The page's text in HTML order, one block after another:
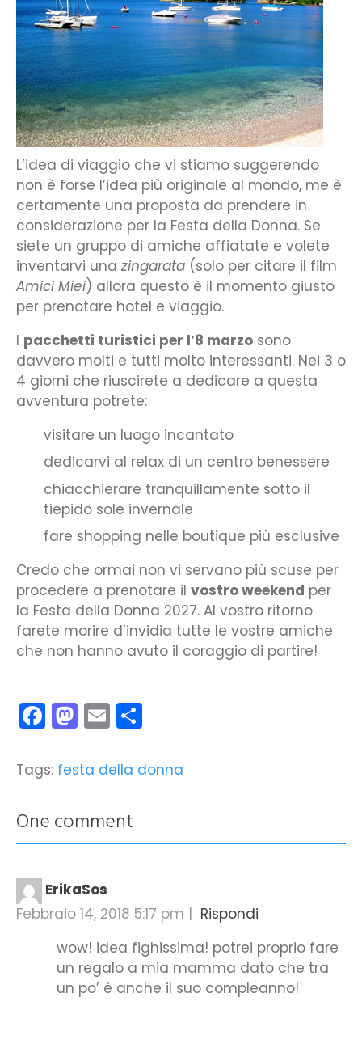
L’idea di viaggio che vi stiamo suggerendo
non è forse l’idea più originale al mondo, me è
certamente una proposta da prendere in
considerazione per la Festa della Donna. Se
siete un gruppo di amiche affiatate e volete
inventarvi una zingarata (solo per citare il film
Amici Miei) allora questo è il momento giusto
per prenotare hotel e viaggio.
I pacchetti turistici per l’8 marzo sono
davvero molti e tutti molto interessanti. Nei 3 o
4 giorni che riuscirete a dedicare a questa
avventura potrete:
visitare un luogo incantato
dedicarvi al relax di un centro benessere
chiacchierare tranquillamente sotto il
tiepido sole invernale
fare shopping nelle boutique più esclusive
Credo che ormai non vi servano più scuse per
procedere a prenotare il vostro weekend per
la Festa della Donna 2027. Al vostro ritorno
farete morire d’invidia tutte le vostre amiche
che non hanno avuto il coraggio di partire!
Facebook
Mastodon
Email
Tags: festa della donna
One comment
ErikaSos
Febbraio 14, 2018 5:17 pm | Rispondi
wow! idea fighissima! potrei proprio fare
un regalo a mia mamma dato che tra
un po’ è anche il suo compleanno!